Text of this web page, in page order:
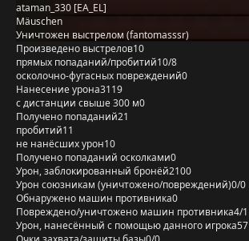
ataman_330 [EA_EL]
Mäuschen
Уничтожен выстрелом (fantomasssr)
Произведено выстрелов10
прямых попаданий/пробитий10/8
осколочно-фугасных повреждений0
Нанесение урона3119
с дистанции свыше 300 м0
Получено попаданий21
пробитий11
не нанёсших урон10
Получено попаданий осколками0
Урон, заблокированный бронёй2100
Урон союзникам (уничтожено/повреждений)0/0
Обнаружено машин противника0
Повреждено/уничтожено машин противника4/1
Урон, нанесённый с помощью данного игрока57